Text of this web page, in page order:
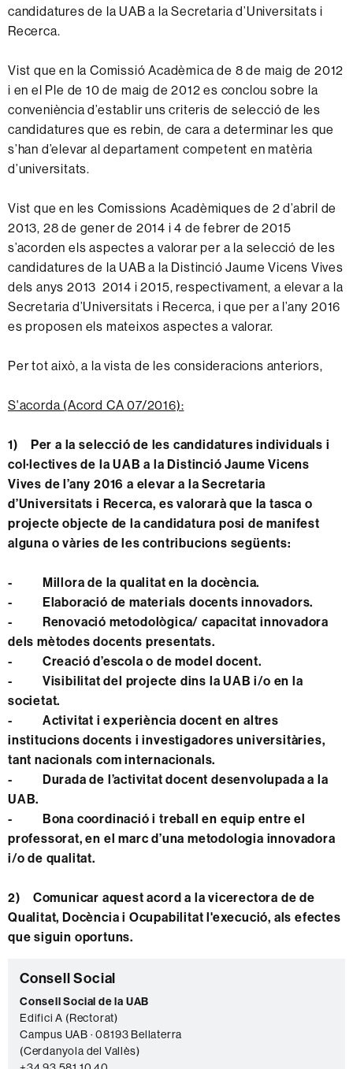
candidatures de la UAB a la Secretaria d’Universitats i
Recerca.
Vist que en la Comissió Acadèmica de 8 de maig de 2012
i en el Ple de 10 de maig de 2012 es conclou sobre la
conveniència d’establir uns criteris de selecció de les
candidatures que es rebin, de cara a determinar les que
s’han d’elevar al departament competent en matèria
d’universitats.
Vist que en les Comissions Acadèmiques de 2 d’abril de
2013, 28 de gener de 2014 i 4 de febrer de 2015
s’acorden els aspectes a valorar per a la selecció de les
candidatures de la UAB a la Distinció Jaume Vicens Vives
dels anys 2013 2014 i 2015, respectivament, a elevar a la
Secretaria d’Universitats i Recerca, i que per a l’any 2016
es proposen els mateixos aspectes a valorar.
Per tot això, a la vista de les consideracions anteriors,
S'acorda (Acord CA 07/2016):
1) Per a la selecció de les candidatures individuals i
col·lectives de la UAB a la Distinció Jaume Vicens
Vives de l’any 2016 a elevar a la Secretaria
d’Universitats i Recerca, es valorarà que la tasca o
projecte objecte de la candidatura posi de manifest
alguna o vàries de les contribucions següents:
- Millora de la qualitat en la docència.
- Elaboració de materials docents innovadors.
- Renovació metodològica/ capacitat innovadora
dels mètodes docents presentats.
- Creació d’escola o de model docent.
- Visibilitat del projecte dins la UAB i/o en la
societat.
- Activitat i experiència docent en altres
institucions docents i investigadores universitàries,
tant nacionals com internacionals.
- Durada de l’activitat docent desenvolupada a la
UAB.
- Bona coordinació i treball en equip entre el
professorat, en el marc d’una metodologia innovadora
i/o de qualitat.
2) Comunicar aquest acord a la vicerectora de de
Qualitat, Docència i Ocupabilitat l'execució, als efectes
que siguin oportuns.
Informació
complementària
C
o
n
t
Consell Social
Consell Social de la UAB
Edifici A (Rectorat)
Campus UAB · 08193 Bellaterra
(Cerdanyola del Vallès)